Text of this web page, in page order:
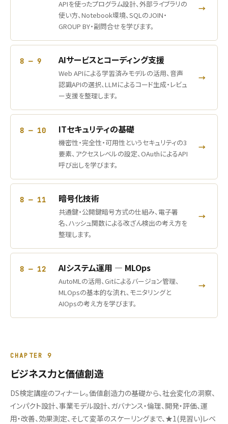
APIを使ったプログラム設計、外部ライブラリの
使い方、Notebook環境、SQLのJOIN・
GROUP BY・副問合せを学びます。
→
8 — 9 AIサービスとコーディング支援
Web APIによる学習済みモデルの活用、音声
認識APIの選択、LLMによるコード生成・レビュ
ー支援を整理します。
→
8 — 10 ITセキュリティの基礎
機密性・完全性・可用性というセキュリティの3
要素、アクセスレベルの設定、OAuthによるAPI
呼び出しを学びます。
→
8 — 11 暗号化技術
共通鍵・公開鍵暗号方式の仕組み、電子署
名、ハッシュ関数による改ざん検出の考え方を
整理します。
→
8 — 12 AIシステム運用 ― MLOps
AutoMLの活用、Gitによるバージョン管理、
MLOpsの基本的な流れ、モニタリングと
AIOpsの考え方を学びます。
→
CHAPTER 9
ビジネス力と価値創造
DS検定講座のフィナーレ。価値創造力の基礎から、社会変化の洞察、
インパクト設計、事業モデル設計、ガバナンス・倫理、開発・評価、運
用・改善、効果測定、そして変革のスケーリングまで、★1(見習い)レベ